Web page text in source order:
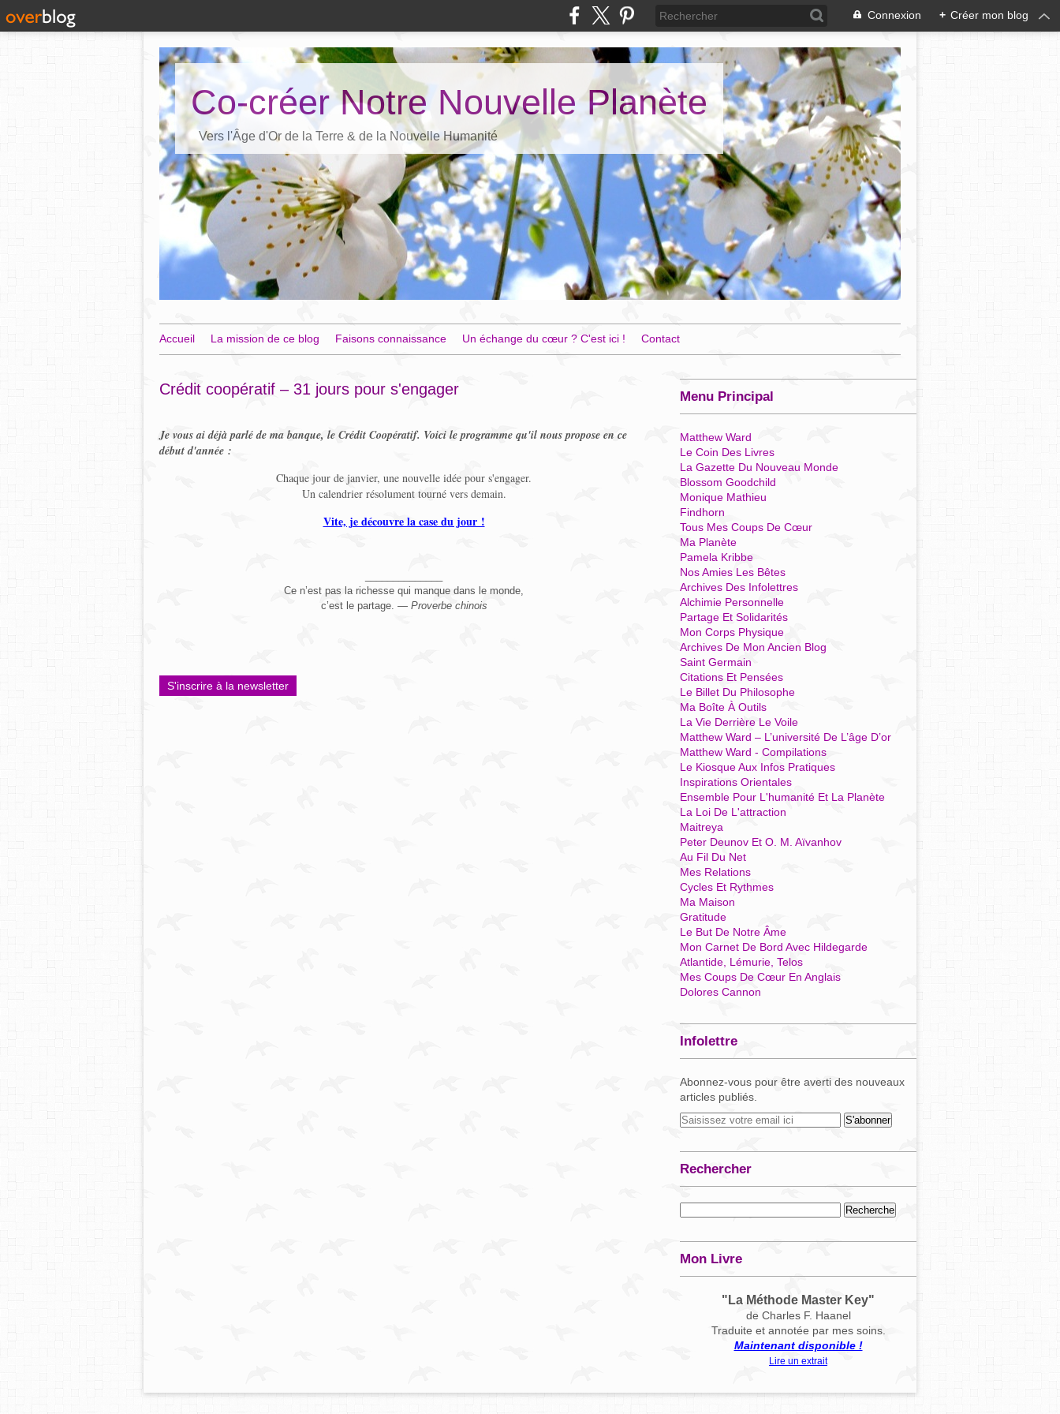
Connexion + Créer mon blog
Co-créer Notre Nouvelle Planète
Vers l'Âge d'Or de la Terre & de la Nouvelle Humanité
Accueil La mission de ce blog Faisons connaissance Un échange du cœur ? C'est ici ! Contact
Crédit coopératif – 31 jours pour s'engager
Je vous ai déjà parlé de ma banque, le Crédit Coopératif. Voici le programme qu'il nous propose en ce
début d'année :
Chaque jour de janvier, une nouvelle idée pour s'engager.
Un calendrier résolument tourné vers demain.
Vite, je découvre la case du jour !
Ce n’est pas la richesse qui manque dans le monde,
c’est le partage. — Proverbe chinois
S'inscrire à la newsletter
Menu Principal
Matthew Ward
Le Coin Des Livres
La Gazette Du Nouveau Monde
Blossom Goodchild
Monique Mathieu
Findhorn
Tous Mes Coups De Cœur
Ma Planète
Pamela Kribbe
Nos Amies Les Bêtes
Archives Des Infolettres
Alchimie Personnelle
Partage Et Solidarités
Mon Corps Physique
Archives De Mon Ancien Blog
Saint Germain
Citations Et Pensées
Le Billet Du Philosophe
Ma Boîte À Outils
La Vie Derrière Le Voile
Matthew Ward – L’université De L’âge D’or
Matthew Ward - Compilations
Le Kiosque Aux Infos Pratiques
Inspirations Orientales
Ensemble Pour L'humanité Et La Planète
La Loi De L'attraction
Maitreya
Peter Deunov Et O. M. Aïvanhov
Au Fil Du Net
Mes Relations
Cycles Et Rythmes
Ma Maison
Gratitude
Le But De Notre Âme
Mon Carnet De Bord Avec Hildegarde
Atlantide, Lémurie, Telos
Mes Coups De Cœur En Anglais
Dolores Cannon
Infolettre
Abonnez-vous pour être averti des nouveaux
articles publiés.
Rechercher
Mon Livre
"La Méthode Master Key"
de Charles F. Haanel
Traduite et annotée par mes soins.
Maintenant disponible !
Lire un extrait